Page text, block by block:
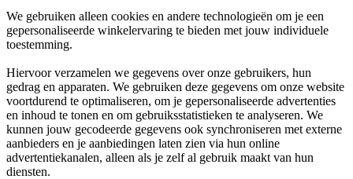
We gebruiken alleen cookies en andere technologieën om je een
gepersonaliseerde winkelervaring te bieden met jouw individuele
toestemming.
Hiervoor verzamelen we gegevens over onze gebruikers, hun
gedrag en apparaten. We gebruiken deze gegevens om onze website
voortdurend te optimaliseren, om je gepersonaliseerde advertenties
en inhoud te tonen en om gebruiksstatistieken te analyseren. We
kunnen jouw gecodeerde gegevens ook synchroniseren met externe
aanbieders en je aanbiedingen laten zien via hun online
advertentiekanalen, alleen als je zelf al gebruik maakt van hun
diensten.